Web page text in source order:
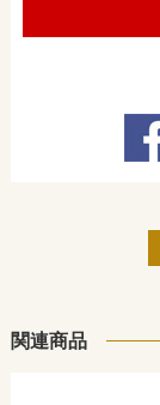
関連商品